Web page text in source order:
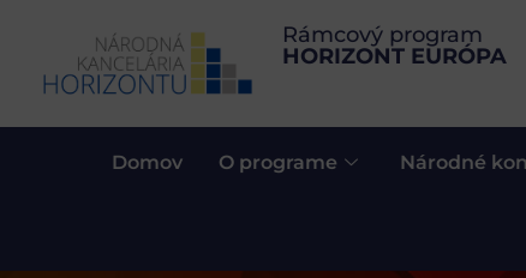
Rámcový program
HORIZONT EURÓPA
Domov O programe Národné